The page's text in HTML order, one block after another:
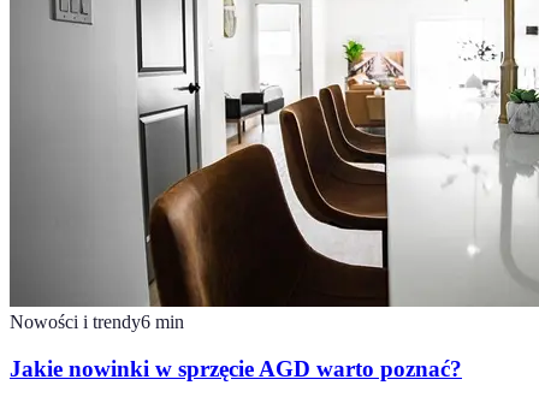
Nowości i trendy6 min
Jakie nowinki w sprzęcie AGD warto poznać?